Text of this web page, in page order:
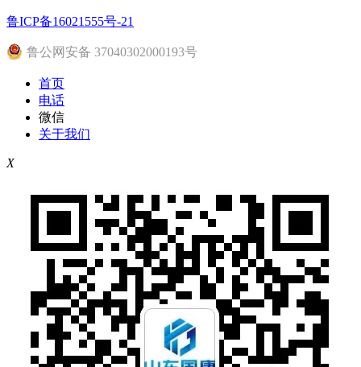
鲁ICP备16021555号-21
鲁公网安备 37040302000193号
首页
电话
微信
关于我们
X